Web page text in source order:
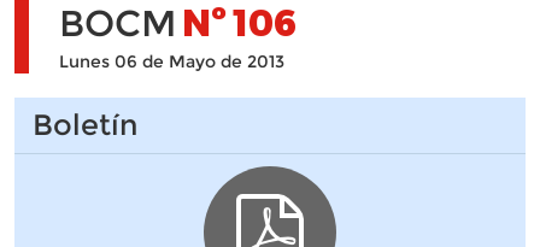
BOCM Nº106
Lunes 06 de Mayo de 2013
Boletín